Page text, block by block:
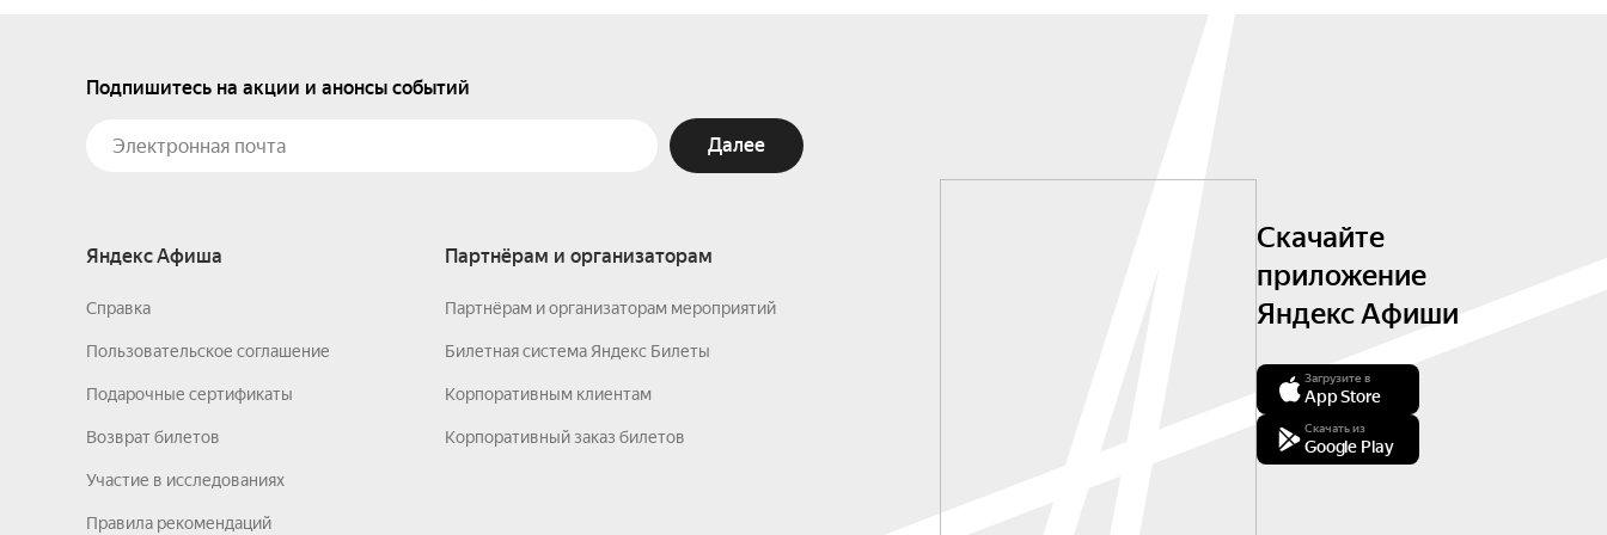
Подпишитесь на акции и анонсы событий
Далее
Яндекс Афиша
Справка
Пользовательское соглашение
Подарочные сертификаты
Возврат билетов
Участие в исследованиях
Правила рекомендаций
Партнёрам и организаторам
Партнёрам и организаторам мероприятий
Билетная система Яндекс Билеты
Корпоративным клиентам
Корпоративный заказ билетов
Скачайте
приложение
Яндекс Афиши
Загрузите в
App Store
Скачать из
Google Play